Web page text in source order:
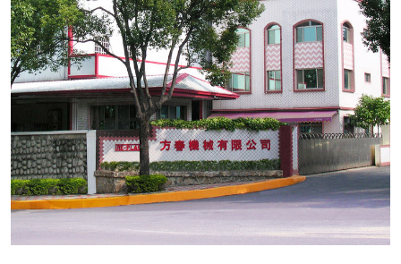
MH-4000塑胶混... MH-6000塑料混...